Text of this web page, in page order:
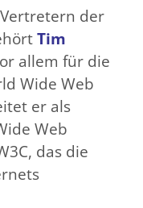
der
Tim
allem für die
Wide Web
er als
Web
das die